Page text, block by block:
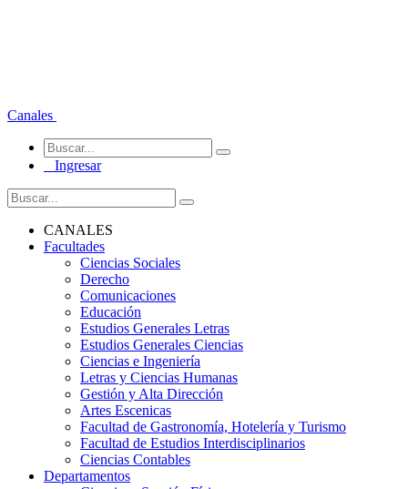
Canales
Ingresar
CANALES
Facultades
Ciencias Sociales
Derecho
Comunicaciones
Educación
Estudios Generales Letras
Estudios Generales Ciencias
Ciencias e Ingeniería
Letras y Ciencias Humanas
Gestión y Alta Dirección
Artes Escenicas
Facultad de Gastronomía, Hotelería y Turismo
Facultad de Estudios Interdisciplinarios
Ciencias Contables
Departamentos